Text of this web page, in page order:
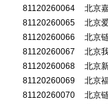
81120260064
北京
81120260065
北京
81120260066
北京
81120260067
北京
81120260068
北京
81120260069
北京
81120260070
北京